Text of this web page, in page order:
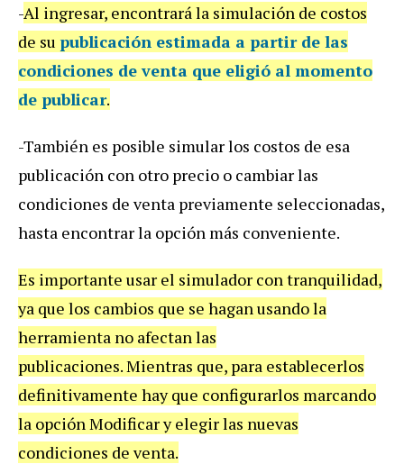
-Al ingresar, encontrará la simulación de costos
de su publicación estimada a partir de las
condiciones de venta que eligió al momento
de publicar.
-También es posible simular los costos de esa
publicación con otro precio o cambiar las
condiciones de venta previamente seleccionadas,
hasta encontrar la opción más conveniente.
Es importante usar el simulador con tranquilidad,
ya que los cambios que se hagan usando la
herramienta no afectan las
publicaciones. Mientras que, para establecerlos
definitivamente hay que configurarlos marcando
la opción Modificar y elegir las nuevas
condiciones de venta.